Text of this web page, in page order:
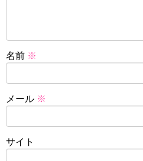
名前 ※
メール ※
サイト